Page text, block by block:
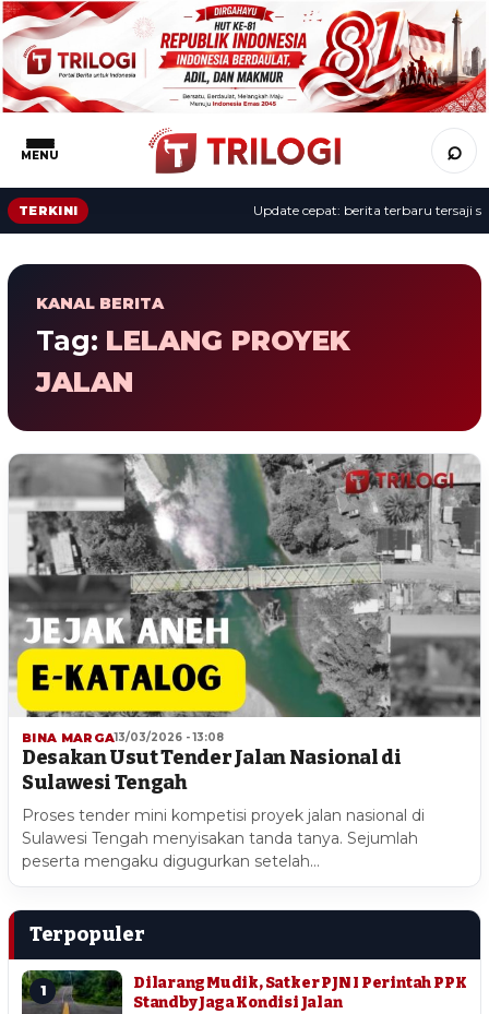
MENU ⌕
TERKINI Update cepat: berita terbaru tersaji
KANAL BERITA
Tag: LELANG PROYEK
JALAN
BINA MARGA13/03/2026 - 13:08
Desakan Usut Tender Jalan Nasional di
Sulawesi Tengah
Proses tender mini kompetisi proyek jalan nasional di
Sulawesi Tengah menyisakan tanda tanya. Sejumlah
peserta mengaku digugurkan setelah…
Terpopuler
1
Dilarang Mudik, Satker PJN I Perintah PPK
Standby Jaga Kondisi Jalan